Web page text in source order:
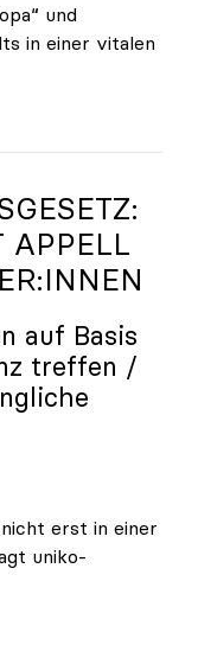
und
in einer vitalen
Kampagne
APPELL
auf Basis
treffen /
erst in einer
uniko-
Appell